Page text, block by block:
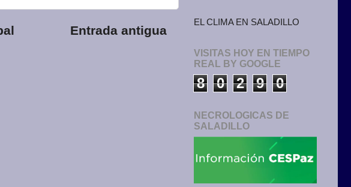
Entrada antigua
EL CLIMA EN SALADILLO
VISITAS HOY EN TIEMPO
REAL BY GOOGLE
8 0 2 9 0
NECROLOGICAS DE
SALADILLO